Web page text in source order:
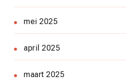
mei 2025
april 2025
maart 2025